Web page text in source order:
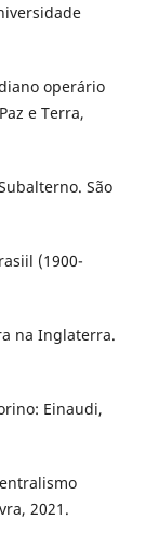
operário
e Terra,
São
(1900-
na Inglaterra.
Einaudi,
2021.